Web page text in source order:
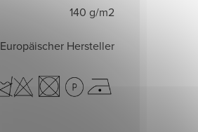
140 g/m2
Europäischer Hersteller